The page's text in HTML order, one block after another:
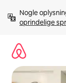
videre
Nogle
oprindelige